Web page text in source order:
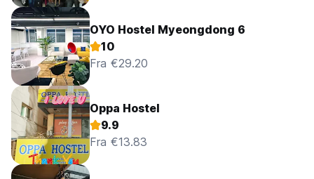
OYO Hostel Myeongdong 6
10
Fra €29.20
Oppa Hostel
9.9
Fra €13.83